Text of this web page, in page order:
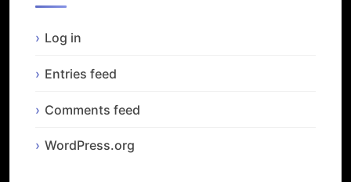
Log in
Entries feed
Comments feed
WordPress.org